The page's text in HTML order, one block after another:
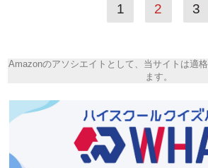
1 2 3
Amazonのアソシエイトとして、当サイトは適
ます。